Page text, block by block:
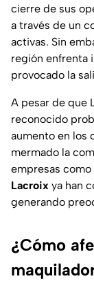
cierre de sus
a través de un
activas. Sin
región enfrenta
provocado la
A pesar de que
reconocido
aumento en los
mermado la
empresas
Lacroix ya han
generando
¿Cómo